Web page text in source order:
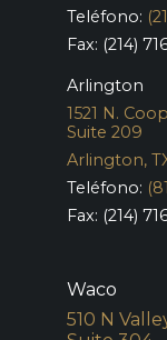
Teléfono:
Fax: (214)
Arlington
1521 N.
Suite 209
Arlington,
Teléfono:
Fax: (214)
Waco
510 N